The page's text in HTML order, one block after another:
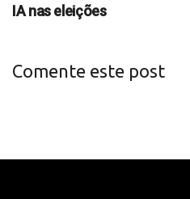
IA nas eleições
Comente este post